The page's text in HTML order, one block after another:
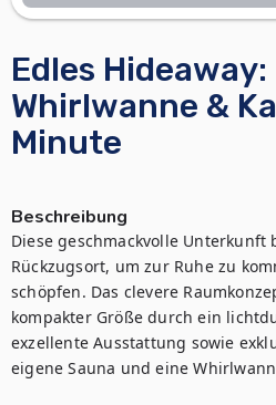
Edles
Whirlwanne &
Minute
Beschreibung
Diese geschmackvolle
Rückzugsort, um zur Ruhe zu
schöpfen. Das clevere
kompakter Größe durch ein
exzellente Ausstattung sowie
eigene Sauna und eine